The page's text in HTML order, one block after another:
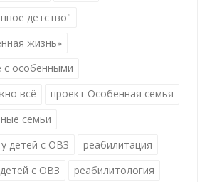
детство"
жизнь»
с особенными
всё
проект Особенная семья
семьи
детей с ОВЗ
реабилитация
с ОВЗ
реабилитология